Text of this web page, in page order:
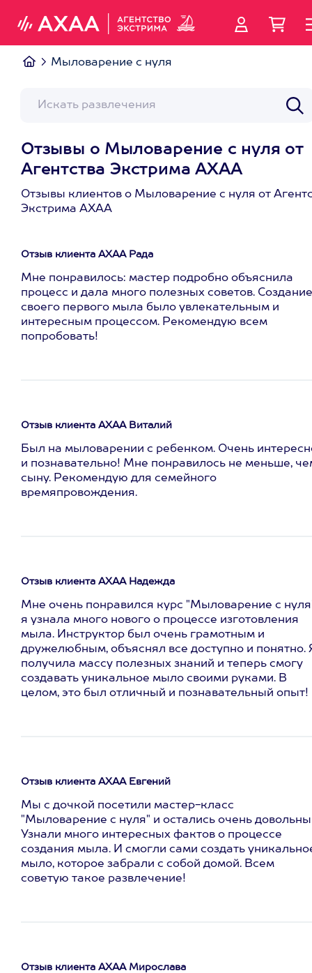
Мыловарение с нуля
Отзывы о Мыловарение с нуля от
Агентства Экстрима АХАА
Отзывы клиентов о Мыловарение с нуля от
Экстрима АХАА
Отзыв клиента АХАА Рада
Мне понравилось: мастер подробно объяснила
процесс и дала много полезных советов. Создание
своего первого мыла было увлекательным и
интересным процессом. Рекомендую всем
попробовать!
Отзыв клиента АХАА Виталий
Был на мыловарении с ребенком. Очень
и познавательно! Мне понравилось не меньше,
сыну. Рекомендую для семейного
времяпровождения.
Отзыв клиента АХАА Надежда
Мне очень понравился курс "Мыловарение с
я узнала много нового о процессе изготовления
мыла. Инструктор был очень грамотным и
дружелюбным, объяснял все доступно и понятно.
получила массу полезных знаний и теперь смогу
создавать уникальное мыло своими руками. В
целом, это был отличный и познавательный опыт!
Отзыв клиента АХАА Евгений
Мы с дочкой посетили мастер-класс
"Мыловарение с нуля" и остались очень
Узнали много интересных фактов о процессе
создания мыла. И смогли сами создать
мыло, которое забрали с собой домой. Всем
советую такое развлечение!
Отзыв клиента АХАА Мирослава